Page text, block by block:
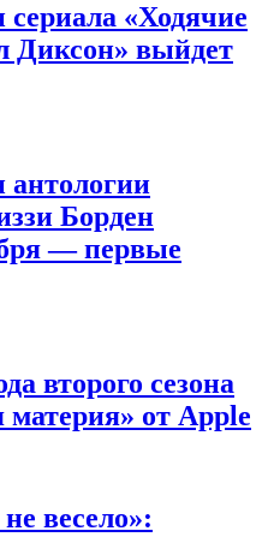
«Ходячие
Диксон» выйдет
антологии
Борден
— первые
второго сезона
материя» от Apple
весело»: